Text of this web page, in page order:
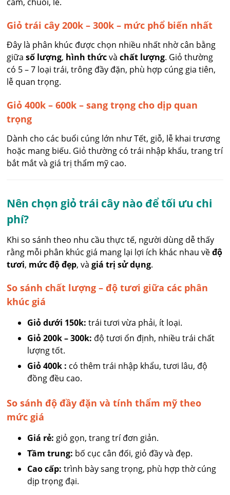
Giỏ trái cây 200k – 300k – mức phổ biến nhất
Đây là phân khúc được chọn nhiều nhất nhờ cân bằng
giữasố lượng, hình thứcvàchất lượng. Giỏ thường
có 5 – 7 loại trái, trông đầy đặn, phù hợp cúng gia tiên,
lễ quan trọng.
Giỏ 400k – 600k – sang trọng cho dịp quan
trọng
Dành cho các buổi cúng lớn như Tết, giỗ, lễ khai trương
hoặc mang biếu. Giỏ thường có trái nhập khẩu, trang trí
bắt mắt và giá trị thẩm mỹ cao.
Nên chọn giỏ trái cây nào để tối ưu chi
phí?
Khi so sánh theo nhu cầu thực tế, người dùng dễ thấy
rằng mỗi phân khúc giá mang lại lợi ích khác nhau vềđộ
tươi, mức độ đẹp, vàgiá trị sử dụng.
So sánh chất lượng – độ tươi giữa các phân
khúc giá
Giỏ dưới 150k: trái tươi vừa phải, ít loại.
Giỏ 200k – 300k: độ tươi ổn định, nhiều trái chất
lượng tốt.
Giỏ 400k : có thêm trái nhập khẩu, tươi lâu, độ
đồng đều cao.
So sánh độ đầy đặn và tính thẩm mỹ theo
mức giá
Giá rẻ: giỏ gọn, trang trí đơn giản.
Tầm trung: bố cục cân đối, giỏ đầy và đẹp.
Cao cấp: trình bày sang trọng, phù hợp thờ cúng
dịp trọng đại.